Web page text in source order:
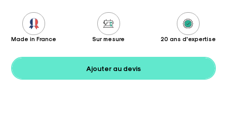
Made in France Sur mesure 20 ans d'expertise
Ajouter au devis